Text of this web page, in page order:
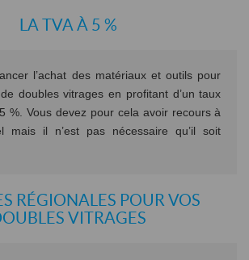
LA TVA À 5 %
l’achat des matériaux et outils pour
doubles vitrages en profitant d’un taux
%. Vous devez pour cela avoir recours à
mais il n’est pas nécessaire qu’il soit
RÉGIONALES POUR VOS
VITRAGES